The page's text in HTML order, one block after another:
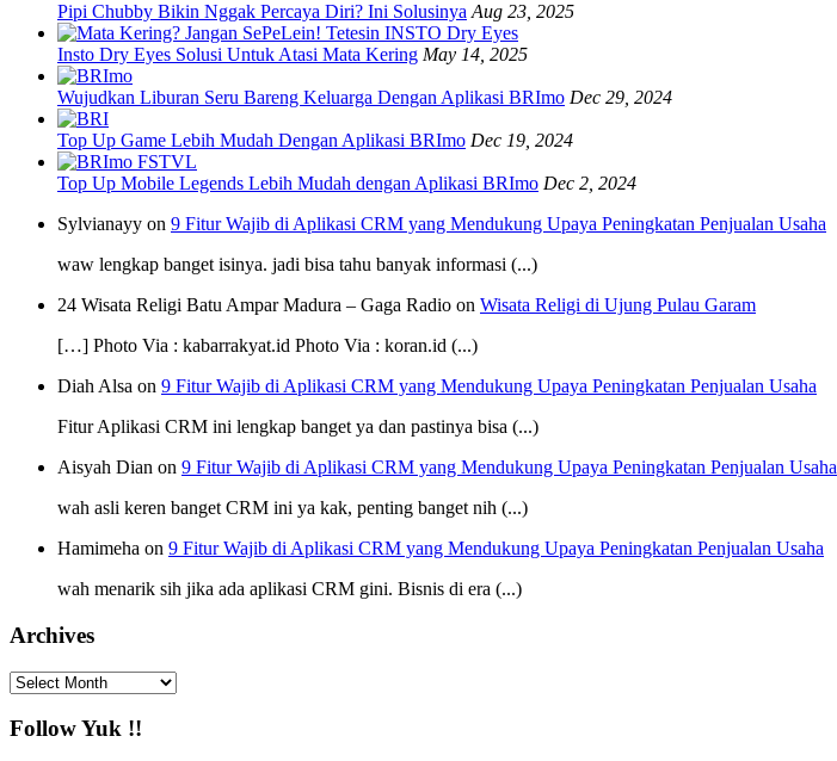
Pipi Chubby Bikin Nggak Percaya Diri? Ini Solusinya Aug 23, 2025
Insto Dry Eyes Solusi Untuk Atasi Mata Kering May 14, 2025
Wujudkan Liburan Seru Bareng Keluarga Dengan Aplikasi BRImo Dec 29, 2024
Top Up Game Lebih Mudah Dengan Aplikasi BRImo Dec 19, 2024
Top Up Mobile Legends Lebih Mudah dengan Aplikasi BRImo Dec 2, 2024
Sylvianayy on 9 Fitur Wajib di Aplikasi CRM yang Mendukung Upaya Peningkatan Penjualan Usaha
waw lengkap banget isinya. jadi bisa tahu banyak informasi (...)
24 Wisata Religi Batu Ampar Madura – Gaga Radio on Wisata Religi di Ujung Pulau Garam
[…] Photo Via : kabarrakyat.id Photo Via : koran.id (...)
Diah Alsa on 9 Fitur Wajib di Aplikasi CRM yang Mendukung Upaya Peningkatan Penjualan Usaha
Fitur Aplikasi CRM ini lengkap banget ya dan pastinya bisa (...)
Aisyah Dian on 9 Fitur Wajib di Aplikasi CRM yang Mendukung Upaya Peningkatan Penjualan Usaha
wah asli keren banget CRM ini ya kak, penting banget nih (...)
Hamimeha on 9 Fitur Wajib di Aplikasi CRM yang Mendukung Upaya Peningkatan Penjualan Usaha
wah menarik sih jika ada aplikasi CRM gini. Bisnis di era (...)
Archives
Archives
Follow Yuk !!